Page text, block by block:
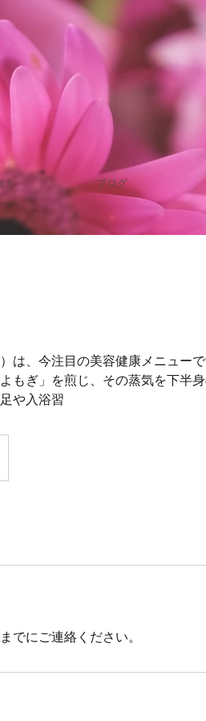
ミ ブログ
は、今注目の美容健康メニューで
もぎ」を煎じ、その蒸気を下半
や入浴習
でにご連絡ください。